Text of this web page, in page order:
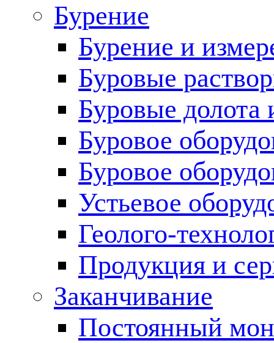
Бурение
Бурение и
Буровые
Буровые долота
Буровое
Буровое
Устьевое
Геолого-
Продукция и
Заканчивание
Постоянный